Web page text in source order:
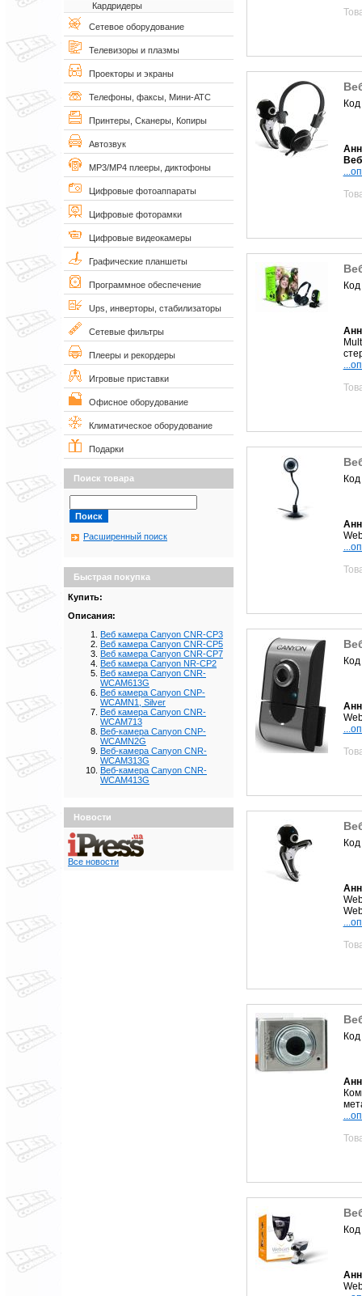
Кардридеры
Сетевое оборудование
Телевизоры и плазмы
Проекторы и экраны
Телефоны, факсы, Мини-АТС
Принтеры, Сканеры, Копиры
Автозвук
MP3/MP4 плееры, диктофоны
Цифровые фотоаппараты
Цифровые фоторамки
Цифровые видеокамеры
Графические планшеты
Программное обеспечение
Ups, инверторы, стабилизаторы
Сетевые фильтры
Плееры и рекордеры
Игровые приставки
Офисное оборудование
Климатическое оборудование
Подарки
Поиск товара
Расширенный поиск
Быстрая покупка
Купить:
Описания:
Веб камера Canyon CNR-CP3
Веб камера Canyon CNR-CP5
Веб камера Canyon CNR-CP7
Веб камера Canyon NR-CP2
Веб камера Canyon CNR-
WCAM613G
Веб камера Canyon CNP-
WCAMN1, Silver
Веб камера Canyon CNR-
WCAM713
Веб-камера Canyon CNP-
WCAMN2G
Веб-камера Canyon CNR-
WCAM313G
Веб-камера Canyon CNR-
WCAM413G
Новости
Все новости